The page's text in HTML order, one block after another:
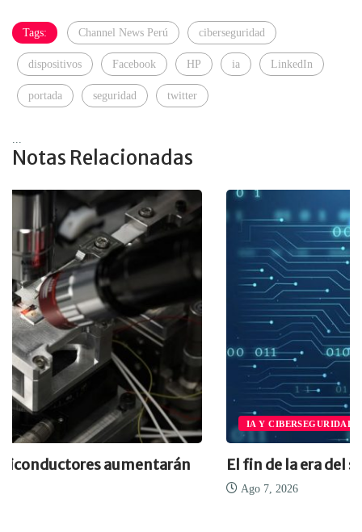
Tags: Channel News Perú ciberseguridad
dispositivos Facebook HP ia LinkedIn
portada seguridad twitter
Notas Relacionadas
IA Y CIBERSEGURIDAD
El fin de la era del software...